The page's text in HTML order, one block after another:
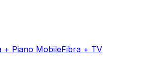
+ Piano MobileFibra + TV